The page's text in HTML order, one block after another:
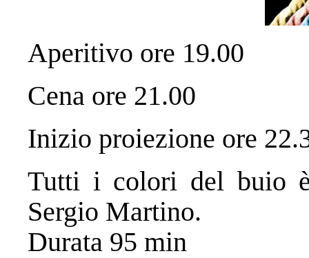
Aperitivo ore 19.00
Cena ore 21.00
Inizio proiezione ore
Tutti i colori del buio
Sergio Martino.
Durata 95 min